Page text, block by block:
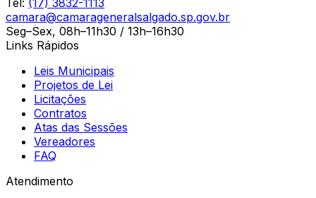
camara@camarageneralsalgado.sp.gov.br
Seg–Sex, 08h–11h30 / 13h–16h30
Links Rápidos
Leis Municipais
Projetos de Lei
Licitações
Contratos
Atas das Sessões
Vereadores
FAQ
Atendimento